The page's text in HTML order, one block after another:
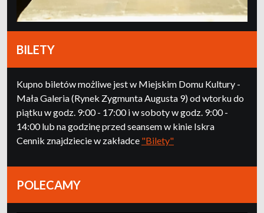
BILETY
Kupno biletów możliwe jest w Miejskim Domu Kultury -
Mała Galeria (Rynek Zygmunta Augusta 9) od wtorku do
piątku w godz. 9:00 - 17:00 i w soboty w godz. 9:00 -
14:00 lub na godzinę przed seansem w kinie Iskra
Cennik znajdziecie w zakładce "Bilety"
POLECAMY